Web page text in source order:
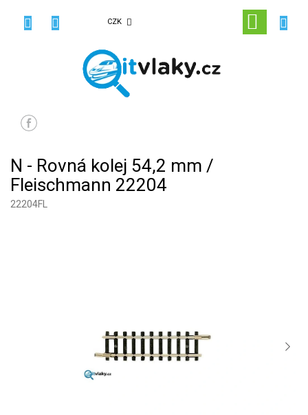
CZK
KOŠÍK
N - Rovná kolej 54,2 mm /
Fleischmann 22204
22204FL